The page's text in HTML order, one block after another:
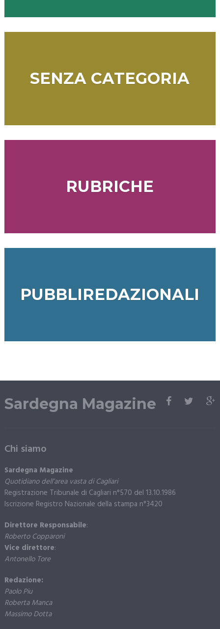
SENZA CATEGORIA
RUBRICHE
PUBBLIREDAZIONALI
Sardegna Magazine
Chi siamo
Sardegna Magazine
Quotidiano dell’area vasta di Cagliari
Registrazione Tribunale di Cagliari n°570 del 13.10.1986
Iscrizione Registro Nazionale della stampa n°3420
Direttore Responsabile:
Roberto Copparoni
Vice direttore:
Antonello Tore
Redazione:
Paolo Piu
Roberta Manca
Massimo Dotta